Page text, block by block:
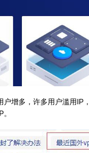
户增多，许多用户滥用